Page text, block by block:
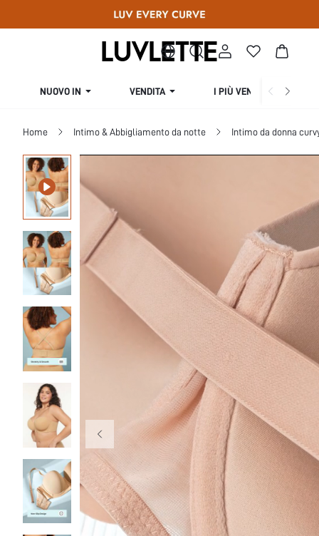
NUOVO IN VENDITA I PIÙ VENDUTI
Home Intimo & Abbigliamento da notte Intimo da donna